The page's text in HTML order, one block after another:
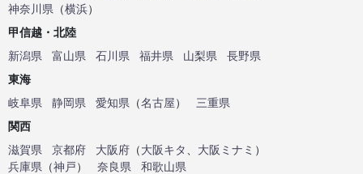
神奈川県 （横浜）
甲信越・北陸
新潟県
富山県 石川県 福井県 山梨県
長野県
東海
岐阜県
静岡県 愛知県 （名古屋）
三重県
関西
滋賀県
京都府 大阪府 （大阪キタ 大阪ミナミ ）
兵庫県 （神戸） 奈良県
和歌山県